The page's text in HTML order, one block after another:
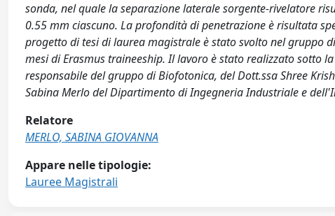
sonda, nel quale la separazione laterale sorgente-rivelatore
0.55 mm ciascuno. La profondità di penetrazione è risultata
progetto di tesi di laurea magistrale è stato svolto nel gruppo
mesi di Erasmus traineeship. Il lavoro è stato realizzato sotto
responsabile del gruppo di Biofotonica, del Dott.ssa Shree
Sabina Merlo del Dipartimento di Ingegneria Industriale e
Relatore
MERLO, SABINA GIOVANNA
Appare nelle tipologie:
Lauree Magistrali